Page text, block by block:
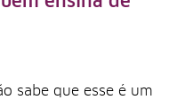
sabe que esse é um